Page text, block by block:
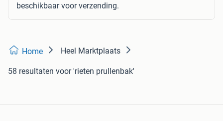
beschikbaar voor verzending.
Home Heel Marktplaats
58 resultaten voor 'rieten prullenbak'